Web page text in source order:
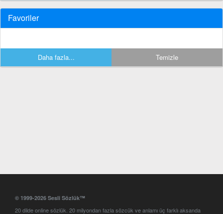
Favoriler
Daha fazla... Temizle
© 1999-2026 Sesli Sözlük™
20 dilde online sözlük. 20 milyondan fazla sözcük ve anlamı üç farklı aksanda